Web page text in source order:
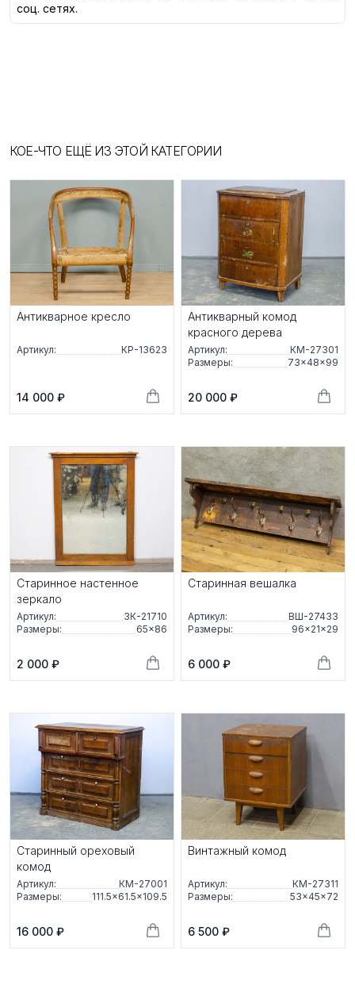
соц. сетях.
КОЕ-ЧТО ЕЩЁ ИЗ ЭТОЙ КАТЕГОРИИ
Антикварное кресло
Артикул: КР-13623
14 000 ₽
Антикварный комод
красного дерева
Артикул:
КМ-27301
Размеры:
73×48×99
20 000 ₽
Старинное настенное
зеркало
Артикул:
ЗК-21710
Размеры:
65×86
2 000 ₽
Старинная вешалка
Артикул:
ВШ-27433
Размеры:
96×21×29
6 000 ₽
Старинный ореховый
комод
Артикул:
КМ-27001
Размеры:
111.5×61.5×109.5
16 000 ₽
Винтажный комод
Артикул:
КМ-27311
Размеры:
53×45×72
6 500 ₽